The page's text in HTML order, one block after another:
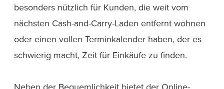
besonders nützlich für Kunden, die weit vom
nächsten Cash-and-Carry-Laden entfernt wohnen
oder einen vollen Terminkalender haben, der es
schwierig macht, Zeit für Einkäufe zu finden.